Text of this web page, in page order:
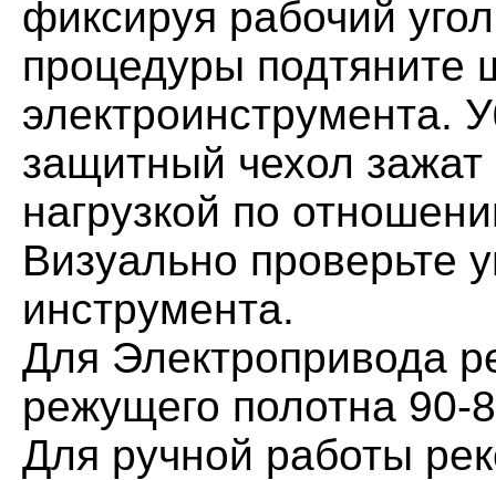
фиксируя рабочий
процедуры подтяните
электроинструмента.
защитный чехол
нагрузкой по
Визуально проверьте
инструмента.
Для Электропривода
режущего полотна 90-
Для ручной работы